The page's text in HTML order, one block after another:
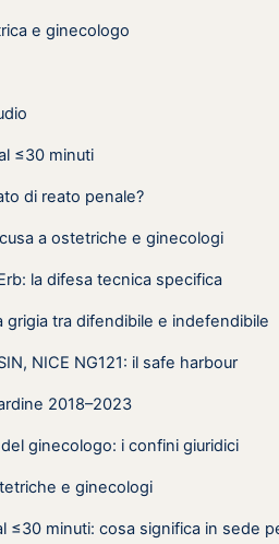
e ginecologo
≤30 minuti
di reato penale?
a ostetriche e ginecologi
la difesa tecnica specifica
grigia tra difendibile e indefendibile
NICE NG121: il safe harbour
2018–2023
ginecologo: i confini giuridici
e ginecologi
≤30 minuti: cosa significa in sede